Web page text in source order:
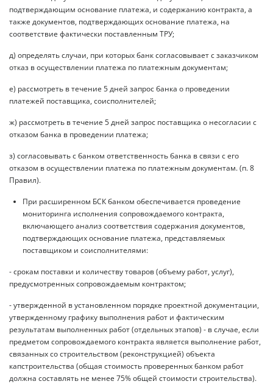
подтверждающим основание платежа, и содержанию контракта, а
также документов, подтверждающих основание платежа, на
соответствие фактически поставленным ТРУ;
д) определять случаи, при которых банк согласовывает с заказчиком
отказ в осуществлении платежа по платежным документам;
е) рассмотреть в течение 5 дней запрос банка о проведении
платежей поставщика, соисполнителей;
ж) рассмотреть в течение 5 дней запрос поставщика о несогласии с
отказом банка в проведении платежа;
з) согласовывать с банком ответственность банка в связи с его
отказом в осуществлении платежа по платежным документам. (п. 8
Правил).
При расширенном БСК банком обеспечивается проведение
мониторинга исполнения сопровождаемого контракта,
включающего анализ соответствия содержания документов,
подтверждающих основание платежа, представляемых
поставщиком и соисполнителями:
- срокам поставки и количеству товаров (объему работ, услуг),
предусмотренных сопровождаемым контрактом;
- утвержденной в установленном порядке проектной документации,
утвержденному графику выполнения работ и фактическим
результатам выполненных работ (отдельных этапов) - в случае, если
предметом сопровождаемого контракта является выполнение работ,
связанных со строительством (реконструкцией) объекта
капстроительства (общая стоимость проверенных банком работ
должна составлять не менее 75% общей стоимости строительства).